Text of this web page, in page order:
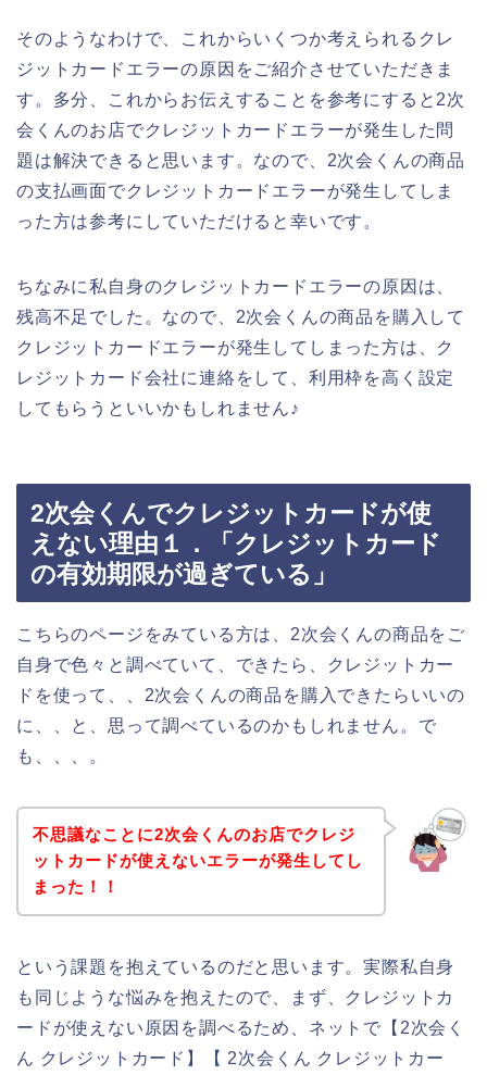
そのようなわけで、これからいくつか考えられるクレ
ジットカードエラーの原因をご紹介させていただきま
す。多分、これからお伝えすることを参考にすると2次
会くんのお店でクレジットカードエラーが発生した問
題は解決できると思います。なので、2次会くんの商品
の支払画面でクレジットカードエラーが発生してしま
った方は参考にしていただけると幸いです。
ちなみに私自身のクレジットカードエラーの原因は、
残高不足でした。なので、2次会くんの商品を購入して
クレジットカードエラーが発生してしまった方は、ク
レジットカード会社に連絡をして、利用枠を高く設定
してもらうといいかもしれません♪
2次会くんでクレジットカードが使
えない理由１．「クレジットカード
の有効期限が過ぎている」
こちらのページをみている方は、2次会くんの商品をご
自身で色々と調べていて、できたら、クレジットカー
ドを使って、、2次会くんの商品を購入できたらいいの
に、、と、思って調べているのかもしれません。で
も、、、。
不思議なことに2次会くんのお店でクレジ
ットカードが使えないエラーが発生してし
まった！！
という課題を抱えているのだと思います。実際私自身
も同じような悩みを抱えたので、まず、クレジットカ
ードが使えない原因を調べるため、ネットで【2次会く
ん クレジットカード】【 2次会くん クレジットカー